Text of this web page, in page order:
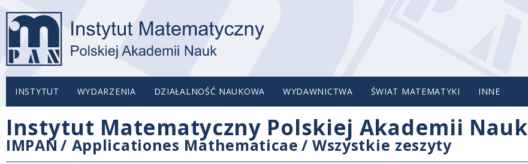
INSTYTUT WYDARZENIA DZIAŁALNOŚĆ NAUKOWA WYDAWNICTWA ŚWIAT MATEMATYKI INNE
Instytut Matematyczny Polskiej Akademii Nauk
IMPAN / Applicationes Mathematicae / Wszystkie zeszyty